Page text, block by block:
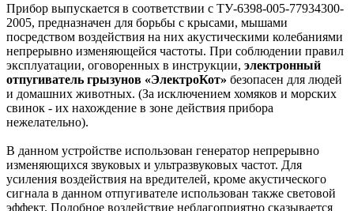
Прибор выпускается в соответствии с ТУ-6398-005-77934300-
2005, предназначен для борьбы с крысами, мышами
посредством воздействия на них акустическими колебаниями
непрерывно изменяющейся частоты. При соблюдении правил
эксплуатации, оговоренных в инструкции, электронный
отпугиватель грызунов «ЭлектроКот» безопасен для людей
и домашних животных. (За исключением хомяков и морских
свинок - их нахождение в зоне действия прибора
нежелательно).
В данном устройстве использован генератор непрерывно
изменяющихся звуковых и ультразвуковых частот. Для
усиления воздействия на вредителей, кроме акустического
сигнала в данном отпугивателе использован также световой
эффект. Подобное воздействие неблагоприятно сказывается